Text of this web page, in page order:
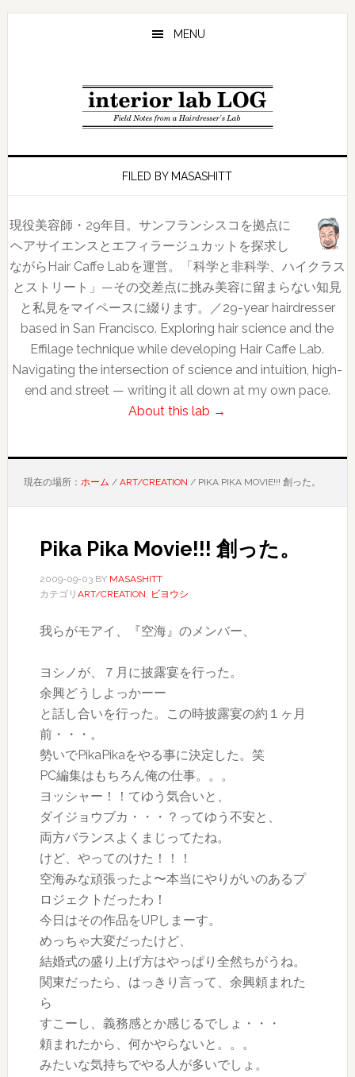
Skip
Skip
Skip
MENU
FILED BY MASASHITT
現役美容師・29年目。サンフランシスコを拠点に
ヘアサイエンスとエフィラージュカットを探求し
ながらHair Caffe Labを運営。「科学と非科学、ハイクラス
とストリート」—その交差点に挑み美容に留まらない知見
と私見をマイペースに綴ります。／29-year hairdresser
based in San Francisco. Exploring hair science and the
Effilage technique while developing Hair Caffe Lab.
Navigating the intersection of science and intuition, high-
end and street — writing it all down at my own pace.
About this lab →
現在の場所： ホーム / ART/CREATION /PIKA PIKA MOVIE!!! 創った。
Pika Pika Movie!!! 創った。
2009-09-03BY MASASHITT
カテゴリ ART/CREATION, ビヨウシ
我らがモアイ、『空海』のメンバー、
ヨシノが、７月に披露宴を行った。
余興どうしよっかーー
と話し合いを行った。この時披露宴の約１ヶ月
前・・・。
勢いでPikaPikaをやる事に決定した。笑
PC編集はもちろん俺の仕事。。。
ヨッシャー！！てゆう気合いと、
ダイジョウブカ・・・？ってゆう不安と、
両方バランスよくまじってたね。
けど、やってのけた！！！
空海みな頑張ったよ〜本当にやりがいのあるプ
ロジェクトだったわ！
今日はその作品をUPしまーす。
めっちゃ大変だったけど、
結婚式の盛り上げ方はやっぱり全然ちがうね。
関東だったら、はっきり言って、余興頼まれた
ら
すこーし、義務感とか感じるでしょ・・・
頼まれたから、何かやらないと。。。
みたいな気持ちでやる人が多いでしょ。